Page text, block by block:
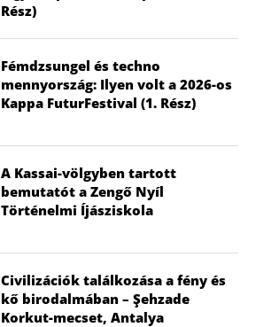
Rész)
Fémdzsungel és techno
mennyország: Ilyen volt a 2026-os
Kappa FuturFestival (1. Rész)
A Kassai-völgyben tartott
bemutatót a Zengő Nyíl
Történelmi Íjásziskola
Civilizációk találkozása a fény és
kő birodalmában – Şehzade
Korkut-mecset, Antalya